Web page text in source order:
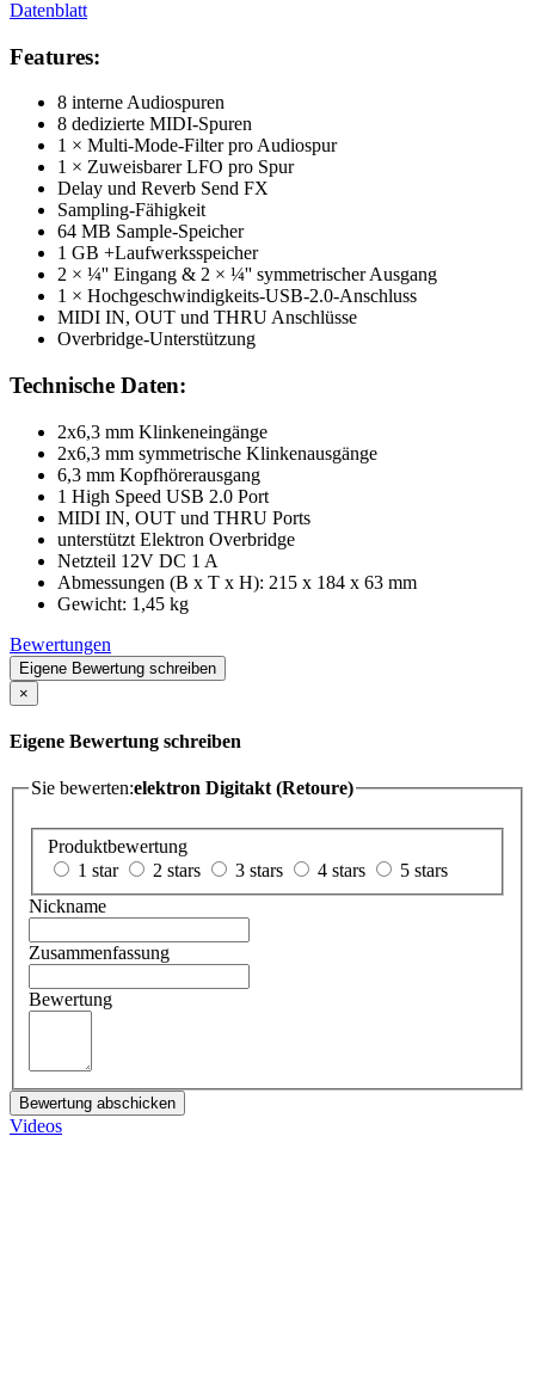
Datenblatt
Features:
8 interne Audiospuren
8 dedizierte MIDI-Spuren
1 × Multi-Mode-Filter pro Audiospur
1 × Zuweisbarer LFO pro Spur
Delay und Reverb Send FX
Sampling-Fähigkeit
64 MB Sample-Speicher
1 GB +Laufwerksspeicher
2 × ¼'' Eingang & 2 × ¼'' symmetrischer Ausgang
1 × Hochgeschwindigkeits-USB-2.0-Anschluss
MIDI IN, OUT und THRU Anschlüsse
Overbridge-Unterstützung
Technische Daten:
2x6,3 mm Klinkeneingänge
2x6,3 mm symmetrische Klinkenausgänge
6,3 mm Kopfhörerausgang
1 High Speed USB 2.0 Port
MIDI IN, OUT und THRU Ports
unterstützt Elektron Overbridge
Netzteil 12V DC 1 A
Abmessungen (B x T x H): 215 x 184 x 63 mm
Gewicht: 1,45 kg
Bewertungen
Eigene Bewertung schreiben
×
Eigene Bewertung schreiben
Sie bewerten:elektron Digitakt (Retoure)
Produktbewertung
1 star
2 stars 3 stars 4 stars
5 stars
Nickname
Zusammenfassung
Bewertung
Bewertung abschicken
Videos